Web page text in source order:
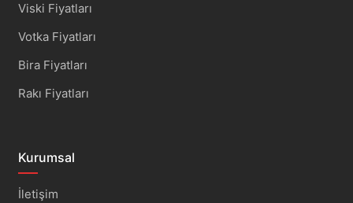
Viski Fiyatları
Votka Fiyatları
Bira Fiyatları
Rakı Fiyatları
Kurumsal
İletişim